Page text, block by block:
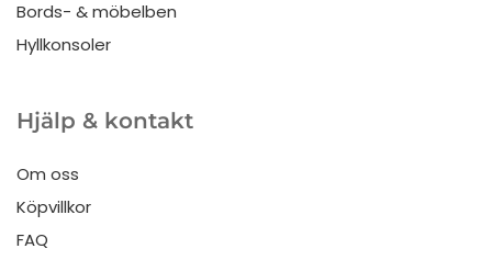
Bords- & möbelben
Hyllkonsoler
Hjälp & kontakt
Om oss
Köpvillkor
FAQ